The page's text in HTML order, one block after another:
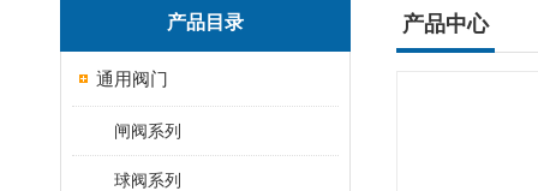
产品目录
通用阀门
闸阀系列
球阀系列
产品中心